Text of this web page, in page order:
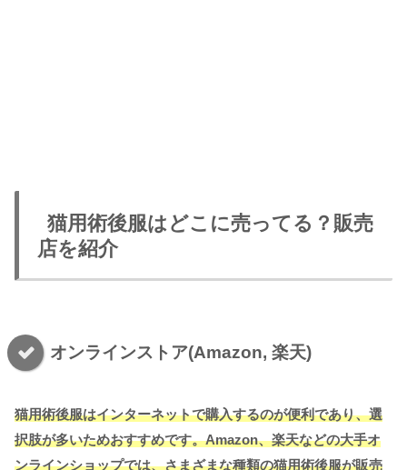
猫用術後服はどこに売ってる？販売
店を紹介
オンラインストア(Amazon, 楽天)
猫用術後服はインターネットで購入するのが便利であり、選
択肢が多いためおすすめです。Amazon、楽天などの大手オ
ンラインショップでは、さまざまな種類の猫用術後服が販売